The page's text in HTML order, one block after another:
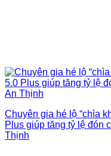
Chuyên gia hé lộ “chìa
Plus giúp tăng tỷ lệ đón
Thịnh